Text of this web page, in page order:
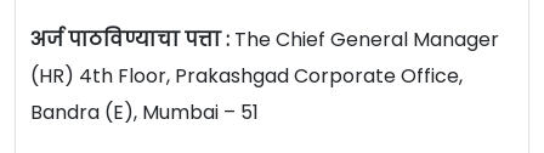
अर्ज पाठविण्याचा पत्ता : The Chief General Manager
(HR) 4th Floor, Prakashgad Corporate Office,
Bandra (E), Mumbai – 51